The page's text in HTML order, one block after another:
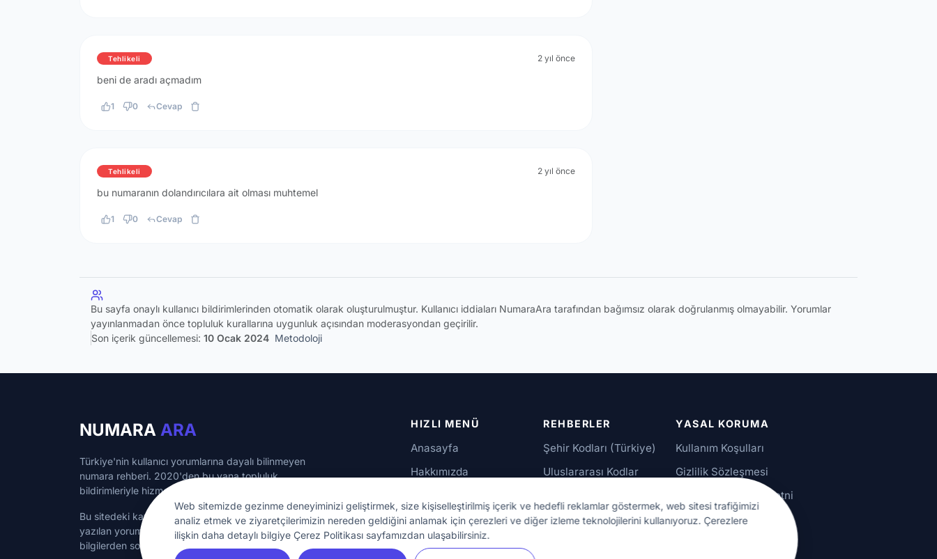
Web sitemizde gezinme deneyiminizi geliştirmek, size kişiselleştirilmiş içerik ve hedefli reklamlar göstermek, web sitesi trafiğimizi
analiz etmek ve ziyaretçilerimizin nereden geldiğini anlamak için çerezleri ve diğer izleme teknolojilerini kullanıyoruz. Çerezlere
ilişkin daha detaylı bilgiye Çerez Politikası sayfamızdan ulaşabilirsiniz.
Tehlikeli 2 yıl önce
beni de aradı açmadım
1 0 Cevap
Tehlikeli 2 yıl önce
bu numaranın dolandırıcılara ait olması muhtemel
1 0 Cevap
Bu sayfa onaylı kullanıcı bildirimlerinden otomatik olarak oluşturulmuştur. Kullanıcı iddiaları NumaraAra tarafından bağımsız olarak doğrulanmış olmayabilir. Yorumlar
yayınlanmadan önce topluluk kurallarına uygunluk açısından moderasyondan geçirilir.
Son içerik güncellemesi: 10 Ocak 2024 Metodoloji
NUMARA ARA
Türkiye'nin kullanıcı yorumlarına dayalı bilinmeyen
numara rehberi. 2020'den bu yana topluluk
bildirimleriyle hizmet veriyoruz.
Bu sitedeki kayıtlı numaralar bilgilendirme amaçlı olup,
yazılan yorumlar kullanıcılara aittir.numaraara.combu
bilgilerden sorumlu değildir.
HIZLI MENÜ
Anasayfa
Hakkımızda
REHBERLER
Şehir Kodları (Türkiye)
Uluslararası Kodlar
YASAL KORUMA
Kullanım Koşulları
Gizlilik Sözleşmesi
KVKK Aydınlatma Metni
Çerez Ayarları